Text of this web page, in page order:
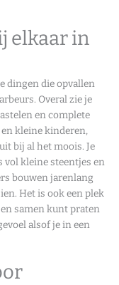
elkaar in
dingen die opvallen
Overal zie je
en complete
kleine kinderen,
bij al het moois. Je
kleine steentjes en
bouwen jarenlang
Het is ook een plek
samen kunt praten
alsof je in een